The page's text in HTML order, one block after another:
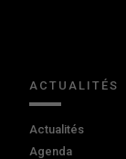
ACTUALITÉS
Actualités
Agenda